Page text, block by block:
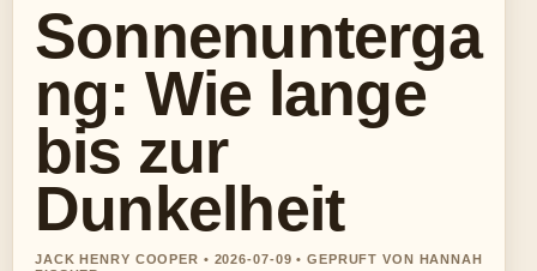
Sonnenunterga
ng: Wie lange
bis zur
Dunkelheit
JACK HENRY COOPER • 2026-07-09 • GEPRUFT VON HANNAH